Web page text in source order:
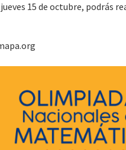
15 de octubre, podrás